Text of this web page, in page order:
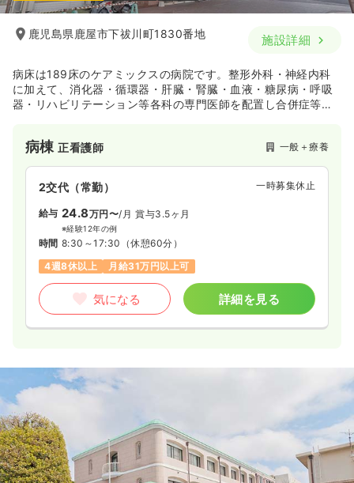
鹿児島県鹿屋市下祓川町1830番地 施設詳細
病床は189床のケアミックスの病院です。整形外科・神経内科
に加えて、消化器・循環器・肝臓・腎臓・血液・糖尿病・呼吸
器・リハビリテーション等各科の専門医師を配置し合併症等の
病棟正看護師 一般＋療養
2交代（常勤） 一時募集休止
給与 24.8万円〜/月 賞与3.5ヶ月
※経験12年の例
時間 8:30～17:30 （休憩60分）
4週8休以上
月給31万円以上可
気になる 詳細を見る